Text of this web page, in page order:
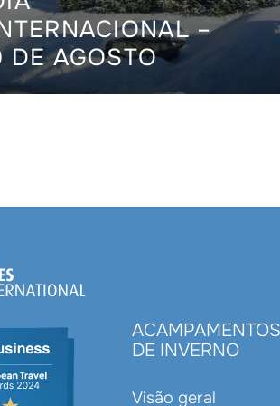
–
DE AGOSTO
ACAMPAMENTOS
DE INVERNO
Visão geral